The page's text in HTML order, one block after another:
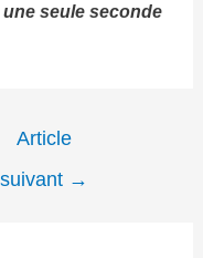
seule seconde
Article
suivant →